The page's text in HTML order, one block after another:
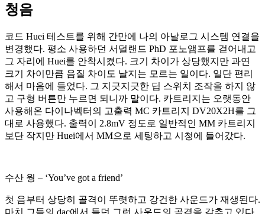
청음
코드 Huei 테스트를 위해 간만에 나의 아날로그 시스템 연결을
변경했다. 평소 사용하던 서덜랜드 PhD 포노앰프를 걷어내고
그 자리에 Huei를 안착시켰다. 크기 차이가 상당했지만 과연
크기 차이만큼 음질 차이도 날지는 모르는 일이다. 일단 편리
해서 마음에 들었다. 그 지긋지긋한 딥 스위치 조작을 하지 않
고 구형 버튼만 누르면 되니까 말이다. 카트리지는 오랫동안
사용해온 다이나벡터의 고출력 MC 카트리지 DV20X2H를 그
대로 사용했다. 출력이 2.8mV 정도로 일반적인 MM 카트리지
보단 작지만 Huei에서 MM으로 세팅하고 시청에 들어갔다.
수산 웡 – ‘You’ve got a friend’
첫 음부터 상당히 골격이 뚜렷하고 강건한 사운드가 재생된다.